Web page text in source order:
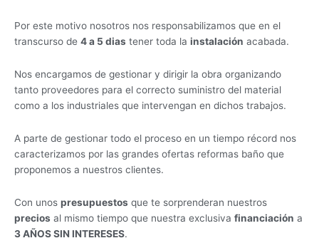
Por este motivo nosotros nos responsabilizamos que en el
transcurso de 4 a 5 dias tener toda la instalación acabada.
Nos encargamos de gestionar y dirigir la obra organizando
tanto proveedores para el correcto suministro del material
como a los industriales que intervengan en dichos trabajos.
A parte de gestionar todo el proceso en un tiempo récord nos
caracterizamos por las grandes ofertas reformas baño que
proponemos a nuestros clientes.
Con unos presupuestos que te sorprenderan nuestros
precios al mismo tiempo que nuestra exclusiva financiación a
3 AÑOS SIN INTERESES.